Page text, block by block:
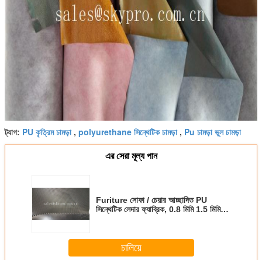
ট্যাগ: PU কৃত্রিম চামড়া, polyurethane সিন্থেটিক চামড়া, Pu চামড়া ভুল চামড়া
এর সেরা মূল্য পান
Furiture সোফা / চেয়ার আচ্ছাদিত PU
সিন্থেটিক লেদার ফ্যাব্রিক, 0.8 মিমি 1.5 মিমি
চালিয়ে